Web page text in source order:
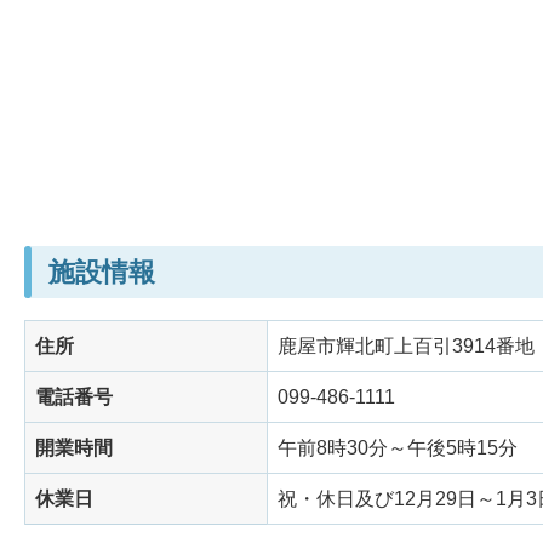
施設情報
住所 鹿屋市輝北町上百引3914番地
電話番号 099-486-1111
開業時間 午前8時30分～午後5時15分
休業日 祝・休日及び12月29日～1月3